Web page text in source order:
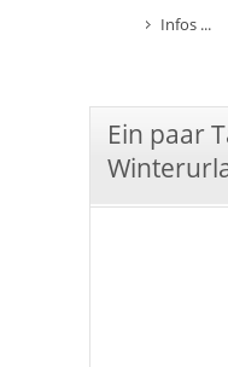
Infos ...
Ein paar